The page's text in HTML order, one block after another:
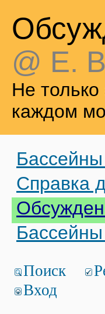
@ Е.
Не
каждом
Справка
Поиск
Вход